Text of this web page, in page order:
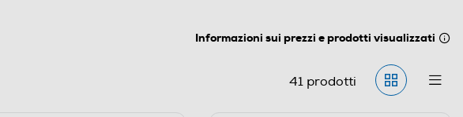
Informazioni sui prezzi e prodotti visualizzati
41prodotti